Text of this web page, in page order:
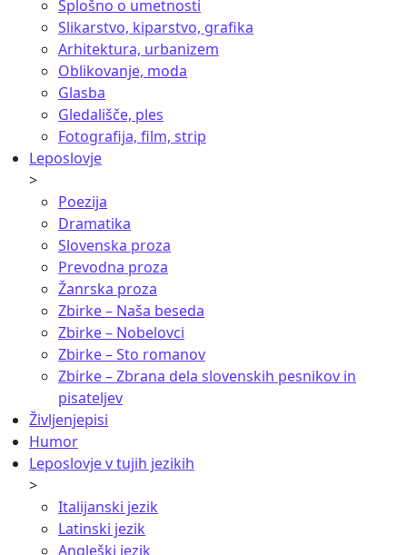
Splošno o umetnosti
Slikarstvo, kiparstvo, grafika
Arhitektura, urbanizem
Oblikovanje, moda
Glasba
Gledališče, ples
Fotografija, film, strip
Leposlovje
>
Poezija
Dramatika
Slovenska proza
Prevodna proza
Žanrska proza
Zbirke – Naša beseda
Zbirke – Nobelovci
Zbirke – Sto romanov
Zbirke – Zbrana dela slovenskih pesnikov in
pisateljev
Življenjepisi
Humor
Leposlovje v tujih jezikih
>
Italijanski jezik
Latinski jezik
Angleški jezik